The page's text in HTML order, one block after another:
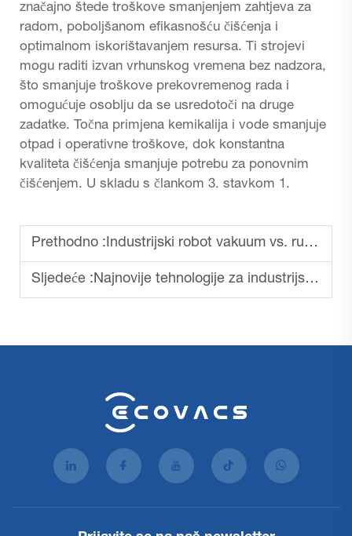
značajno štede troškove smanjenjem zahtjeva za
radom, poboljšanom efikasnošću čišćenja i
optimalnom iskorištavanjem resursa. Ti strojevi
mogu raditi izvan vrhunskog vremena bez nadzora,
što smanjuje troškove prekovremenog rada i
omogućuje osoblju da se usredotoči na druge
zadatke. Točna primjena kemikalija i vode smanjuje
otpad i operativne troškove, dok konstantna
kvaliteta čišćenja smanjuje potrebu za ponovnim
čišćenjem. U skladu s člankom 3. stavkom 1.
Prethodno : Industrijski robot vakuum vs. ručne metode čišćenja
Sljedeće : Najnovije tehnologije za industrijske robote